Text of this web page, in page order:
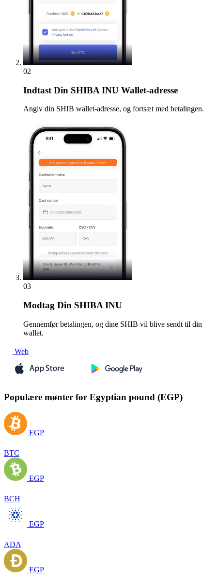
02
Indtast Din SHIBA INU Wallet-adresse
Angiv din SHIB wallet-adresse, og fortsæt med betalingen.
03
Modtag Din SHIBA INU
Gennemfør betalingen, og dine SHIB vil blive sendt til din
wallet.
Web
Populære mønter for Egyptian pound (EGP)
EGP
BTC
EGP
BCH
EGP
ADA
EGP